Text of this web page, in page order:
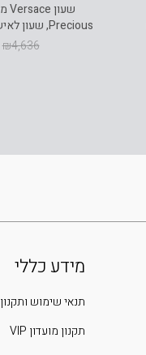
Precious, שעון לאישה ,דגם VE4Y00226
₪4,636
מידע כללי
תנאי שימוש ותקנון
תקנון מועדון VIP